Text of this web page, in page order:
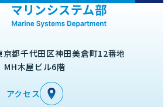
都千代田区神田美倉町12番地
MH木屋ビル6階
アクセス